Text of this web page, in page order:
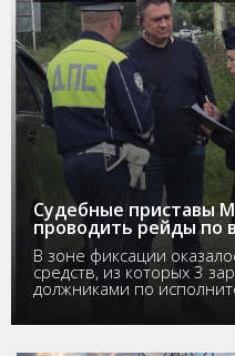
Судебные приставы
проводить рейды по
В зоне фиксации
средств, из которых 3
должниками по